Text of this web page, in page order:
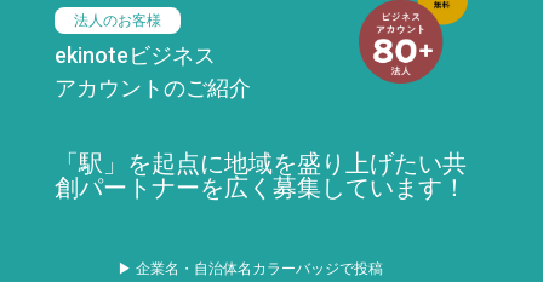
法人のお客様
ekinoteビジネス
アカウントのご紹介
「駅」を起点に地域を盛り上げたい共
創パートナーを広く募集しています！
▶ 企業名・自治体名カラーバッジで投稿